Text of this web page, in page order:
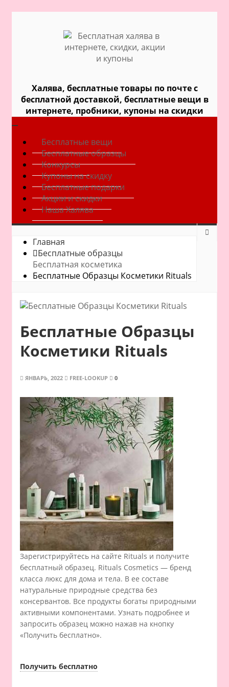
Халява, бесплатные товары по почте с
бесплатной доставкой, бесплатные вещи в
интернете, пробники, купоны на скидки
Бесплатные вещи
Бесплатные образцы
Конкурсы
Купоны на скидку
Бесплатные подарки
Акции и скидки
Наша Халява
Главная
Бесплатные образцы
Бесплатная косметика
Бесплатные Образцы Косметики Rituals
Бесплатные Образцы
Косметики Rituals
ЯНВАРЬ, 2022 FREE-LOOKUP 0
Зарегистрируйтесь на сайте Rituals и получите
бесплатный образец. Rituals Cosmetics — бренд
класса люкс для дома и тела. В ее составе
натуральные природные средства без
консервантов. Все продукты богаты природными
активными компонентами. Узнать подробнее и
запросить образец можно нажав на кнопку
«Получить бесплатно».
Получить бесплатно